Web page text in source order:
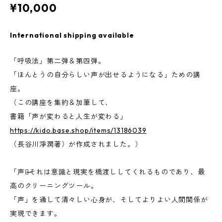
¥10,000
International shipping available
「呼吸法」第二弾＆第四弾。
「ほんとうの自分らしい声が出せるようになる」ための講
座。
（この講座を集約＆加筆して、
書籍「声が変わると人生が変わる」
https://kido.base.shop/items/13186039
（長谷川淨潤著）が作成されました。）
「声」̶̶それは意識と現実を橋渡ししてくれるものであり、最
高のクリーニングツール。
「声」を通して清々しい心身が、そしてよりよい人間関係が
実現できます。